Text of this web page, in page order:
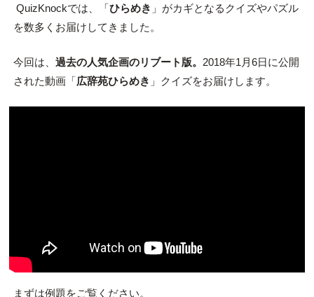
QuizKnockでは、「ひらめき 」がカギとなるクイズやパズル
を数多くお届けしてきました。
今回は、 過去の人気企画のリブート版。 2018年1月6日に公開
された動画「広辞苑ひらめき 」クイズをお届けします。
まずは例題をご覧ください。